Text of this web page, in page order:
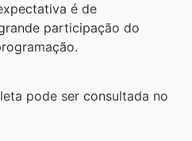
é de
participação do
pode ser consultada no